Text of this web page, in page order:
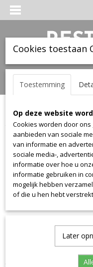
Inloggen Registreren
Home >Stof>Kvadrat--
Stof
Alcantara
Alcantara
Aristide
Aristide--warwickSorteer op:
Cookies toestaan
Toestemming
Op deze website
Cookies worden door
aanbieden van sociale
van informatie en
sociale media-,
informatie over hoe u
informatie gebruiken in
mogelijk hebben
of die u hen hebt
Later